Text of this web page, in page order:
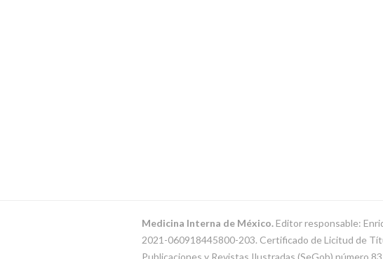
Medicina Interna de México.Editor responsable:
2021-060918445800-203. Certificado de Licitud de
Publicaciones y Revistas Ilustradas (SeGob) número